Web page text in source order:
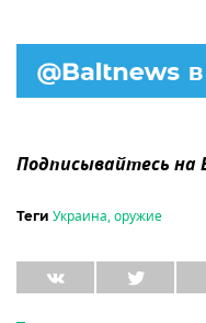
Подписывайтесь на
Теги Украина,оружие